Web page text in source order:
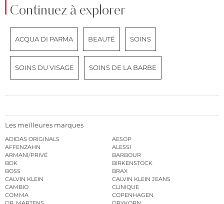
Continuez à explorer
ACQUA DI PARMA BEAUTÉ SOINS
SOINS DU VISAGE SOINS DE LA BARBE
Les meilleures marques
ADIDAS ORIGINALS
AESOP
AFFENZAHN
ALESSI
ARMANI/PRIVÉ
BARBOUR
BDK
BIRKENSTOCK
BOSS
BRAX
CALVIN KLEIN
CALVIN KLEIN JEANS
CAMBIO
CLINIQUE
COMMA
COPENHAGEN